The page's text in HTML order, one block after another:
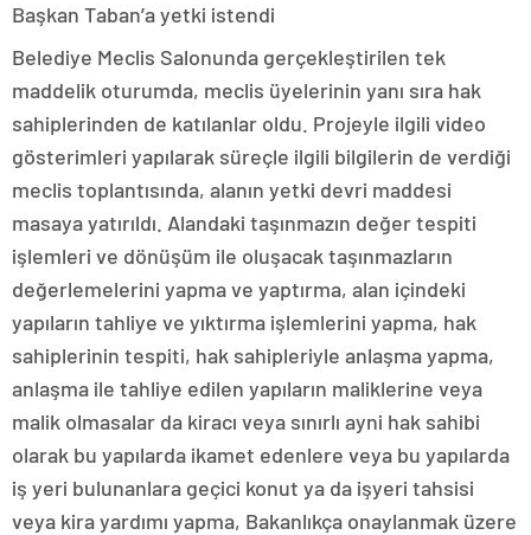
Başkan Taban’a yetki istendi
Belediye Meclis Salonunda gerçekleştirilen tek
maddelik oturumda, meclis üyelerinin yanı sıra hak
sahiplerinden de katılanlar oldu. Projeyle ilgili video
gösterimleri yapılarak süreçle ilgili bilgilerin de verdiği
meclis toplantısında, alanın yetki devri maddesi
masaya yatırıldı. Alandaki taşınmazın değer tespiti
işlemleri ve dönüşüm ile oluşacak taşınmazların
değerlemelerini yapma ve yaptırma, alan içindeki
yapıların tahliye ve yıktırma işlemlerini yapma, hak
sahiplerinin tespiti, hak sahipleriyle anlaşma yapma,
anlaşma ile tahliye edilen yapıların maliklerine veya
malik olmasalar da kiracı veya sınırlı ayni hak sahibi
olarak bu yapılarda ikamet edenlere veya bu yapılarda
iş yeri bulunanlara geçici konut ya da işyeri tahsisi
veya kira yardımı yapma, Bakanlıkça onaylanmak üzere